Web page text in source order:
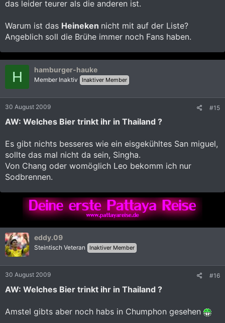
das leider teurer als die anderen ist.
Warum ist das Heineken nicht mit auf der Liste?
Angeblich soll die Brühe immer noch Fans haben.
H hamburger-hauke
Member Inaktiv Inaktiver Member
30 August 2009 #15
AW: Welches Bier trinkt ihr in Thailand ?
Es gibt nichts besseres wie ein eisgekühltes San miguel,
sollte das mal nicht da sein, Singha.
Von Chang oder womöglich Leo bekomm ich nur
Sodbrennen.
eddy.09
Steintisch Veteran Inaktiver Member
30 August 2009 #16
AW: Welches Bier trinkt ihr in Thailand ?
Amstel gibts aber noch habs in Chumphon gesehen